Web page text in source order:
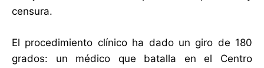
censura.
El procedimiento clínico ha dado un giro de 180
grados: un médico que batalla en el Centro